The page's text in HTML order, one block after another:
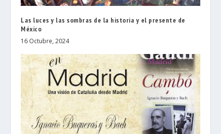
Las luces y las sombras de la historia y el presente de
México
16 Octubre, 2024